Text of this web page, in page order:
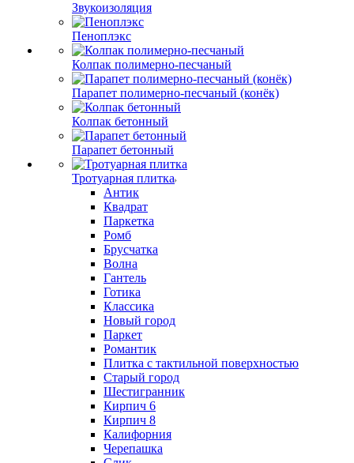
Звукоизоляция
Пеноплэкс
Колпак полимерно-песчаный
Парапет полимерно-песчаный (конёк)
Колпак бетонный
Парапет бетонный
Тротуарная плитка
Антик
Квадрат
Паркетка
Ромб
Брусчатка
Волна
Гантель
Готика
Классика
Новый город
Паркет
Романтик
Плитка с тактильной поверхностью
Старый город
Шестигранник
Кирпич 6
Кирпич 8
Калифорния
Черепашка